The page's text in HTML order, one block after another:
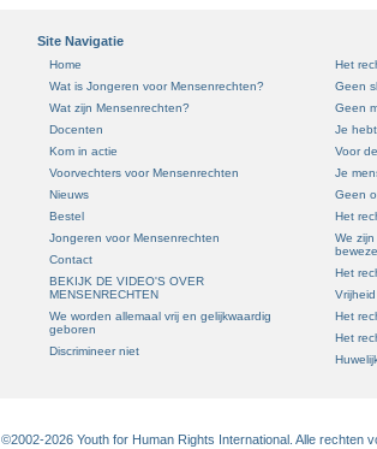
Site Navigatie
Home
Wat is Jongeren voor Mensenrechten?
Wat zijn Mensenrechten?
Docenten
Kom in actie
Voorvechters voor Mensenrechten
Nieuws
Bestel
Jongeren voor Mensenrechten
Contact
BEKIJK DE VIDEO'S OVER
MENSENRECHTEN
We worden allemaal vrij en gelijkwaardig
geboren
Discrimineer niet
Het
Geen
Geen
Je
Voor
Je
Geen
Het
We
Het
Het
Het
©2002-2026 Youth for Human Rights International. Alle rechten